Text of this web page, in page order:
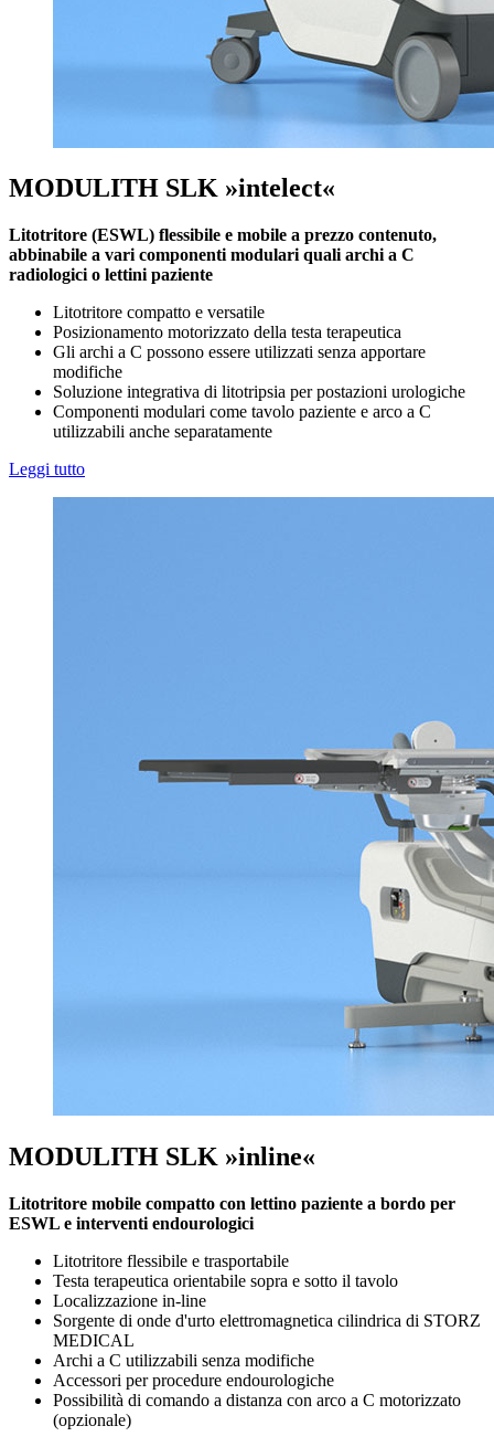
MODULITH SLK »intelect«
Litotritore (ESWL) flessibile e mobile a prezzo contenuto,
abbinabile a vari componenti modulari quali archi a C
radiologici o lettini paziente
Litotritore compatto e versatile
Posizionamento motorizzato della testa terapeutica
Gli archi a C possono essere utilizzati senza apportare
modifiche
Soluzione integrativa di litotripsia per postazioni urologiche
Componenti modulari come tavolo paziente e arco a C
utilizzabili anche separatamente
Leggi tutto
MODULITH SLK »inline«
Litotritore mobile compatto con lettino paziente a bordo per
ESWL e interventi endourologici
Litotritore flessibile e trasportabile
Testa terapeutica orientabile sopra e sotto il tavolo
Localizzazione in-line
Sorgente di onde d'urto elettromagnetica cilindrica di STORZ
MEDICAL
Archi a C utilizzabili senza modifiche
Accessori per procedure endourologiche
Possibilità di comando a distanza con arco a C motorizzato
(opzionale)